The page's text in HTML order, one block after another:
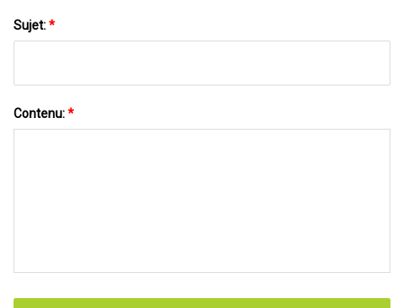
Sujet:*
Contenu:*